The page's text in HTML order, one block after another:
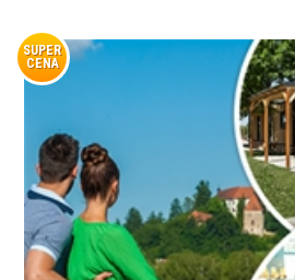
SUPER
CENA